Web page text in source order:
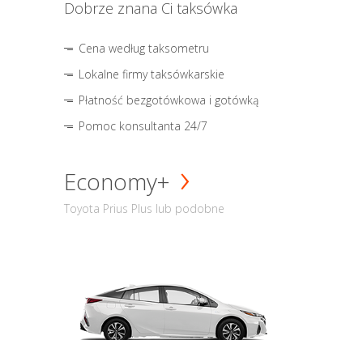
Dobrze znana Ci taksówka
Cena według taksometru
Lokalne firmy taksówkarskie
Płatność bezgotówkowa i gotówką
Pomoc konsultanta 24/7
Economy+
Toyota Prius Plus lub podobne